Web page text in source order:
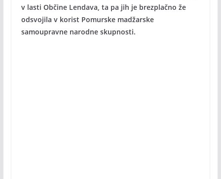
v lasti Občine Lendava, ta pa jih je brezplačno že
odsvojila v korist Pomurske madžarske
samoupravne narodne skupnosti.